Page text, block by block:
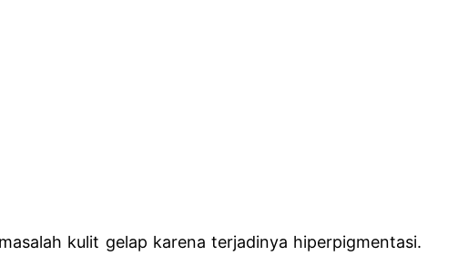
kulit gelap karena terjadinya hiperpigmentasi.